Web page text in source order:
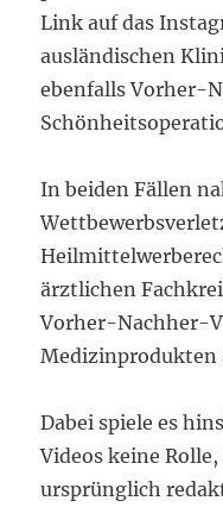
Link auf das
ausländischen
ebenfalls Vorher-
In beiden Fällen
ärztlichen
Vorher-Nachher-
Medizinprodukten
Dabei spiele es
Videos keine
ursprünglich